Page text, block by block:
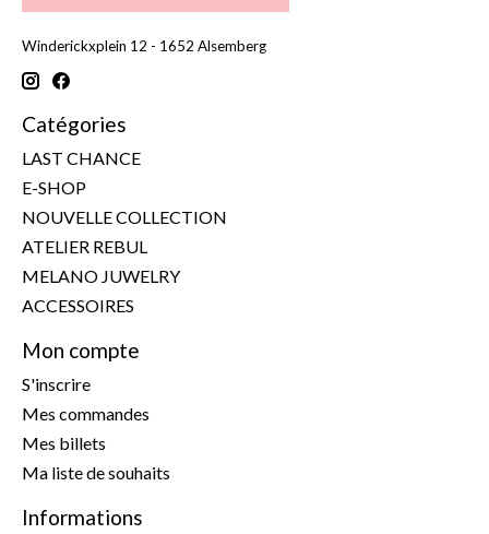
Winderickxplein 12 - 1652 Alsemberg
Catégories
LAST CHANCE
E-SHOP
NOUVELLE COLLECTION
ATELIER REBUL
MELANO JUWELRY
ACCESSOIRES
Mon compte
S'inscrire
Mes commandes
Mes billets
Ma liste de souhaits
Informations